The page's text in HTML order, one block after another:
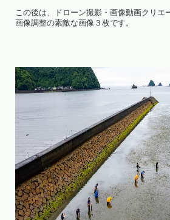
この後は、ドローン撮影・画像動画クリエ
画像調整の素敵な画像３枚です。